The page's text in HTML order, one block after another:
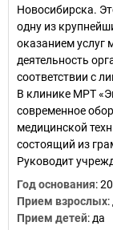
Новосибирска.
одну из
оказанием услуг
деятельность
соответствии с
В клинике МРТ
современное
медицинской
состоящий из
Руководит
Год основания:
Прием взрослых:
Прием детей: да